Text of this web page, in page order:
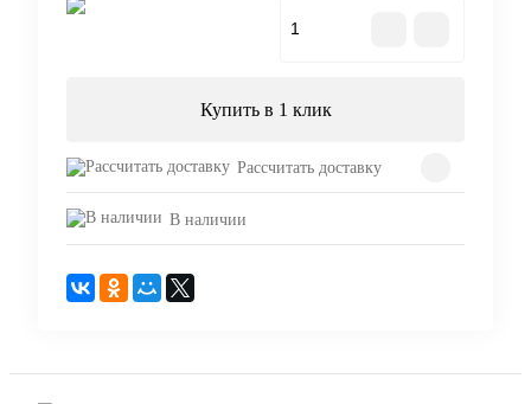
Купить в 1 клик
Рассчитать доставку
В наличии